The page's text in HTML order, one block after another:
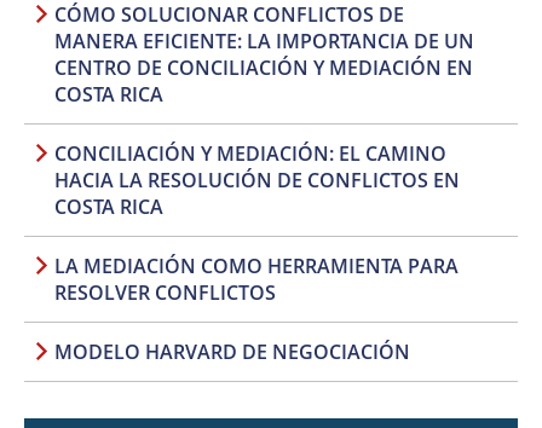
CÓMO SOLUCIONAR CONFLICTOS DE
MANERA EFICIENTE: LA IMPORTANCIA DE UN
CENTRO DE CONCILIACIÓN Y MEDIACIÓN EN
COSTA RICA
CONCILIACIÓN Y MEDIACIÓN: EL CAMINO
HACIA LA RESOLUCIÓN DE CONFLICTOS EN
COSTA RICA
LA MEDIACIÓN COMO HERRAMIENTA PARA
RESOLVER CONFLICTOS
MODELO HARVARD DE NEGOCIACIÓN